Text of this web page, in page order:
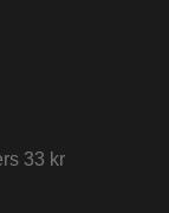
33 kr